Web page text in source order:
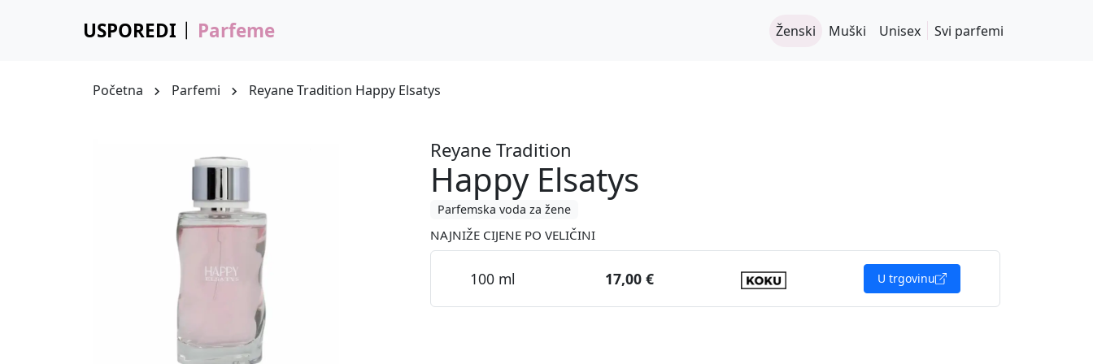
USPOREDI Parfeme Ženski Muški Unisex Svi parfemi
Početna Parfemi Reyane Tradition Happy Elsatys
Reyane Tradition
Happy Elsatys
Parfemska voda za žene
NAJNIŽE CIJENE PO VELIČINI
100 ml 17,00 € U trgovinu